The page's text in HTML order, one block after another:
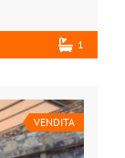
1
VENDITA